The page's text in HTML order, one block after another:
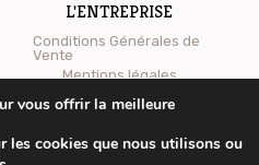
L'ENTREPRISE
Conditions Générales de
Vente
Mentions légales
Qui sommes-nous ?
vous offrir la meilleure
les cookies que nous utilisons ou